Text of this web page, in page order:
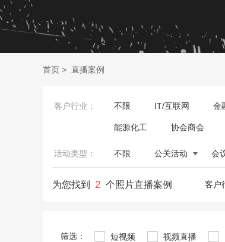
首页 > 直播案例
客户行业： 不限 IT/互联网 金
能源化工 协会商会
活动类型： 不限 公关活动 会
为您找到 2 个照片直播案例 客户
筛选： 短视频 视频直播